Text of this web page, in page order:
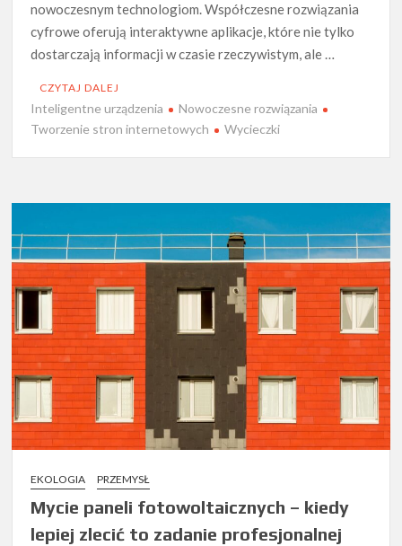
nowoczesnym technologiom. Współczesne rozwiązania
cyfrowe oferują interaktywne aplikacje, które nie tylko
dostarczają informacji w czasie rzeczywistym, ale …
CZYTAJ DALEJ
Inteligentne urządzenia
Nowoczesne rozwiązania
Tworzenie stron internetowych
Wycieczki
EKOLOGIA PRZEMYSŁ
Mycie paneli fotowoltaicznych – kiedy
lepiej zlecić to zadanie profesjonalnej